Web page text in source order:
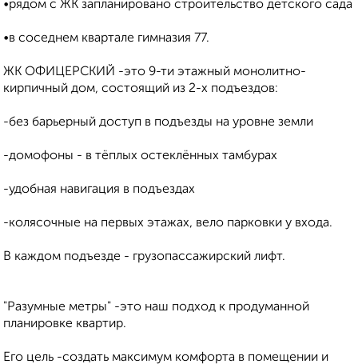
•рядом с ЖК запланировано строительство детского сада
•в соседнем квартале гимназия 77.
ЖК ОФИЦЕРСКИЙ -это 9-ти этажный монолитно-
кирпичный дом, состоящий из 2-х подъездов:
-без барьерный доступ в подъезды на уровне земли
-домофоны - в тёплых остеклённых тамбурах
-удобная навигация в подъездах
-колясочные на первых этажах, вело парковки у входа.
В каждом подъезде - грузопассажирский лифт.
"Разумные метры" -это наш подход к продуманной
планировке квартир.
Его цель -создать максимум комфорта в помещении и